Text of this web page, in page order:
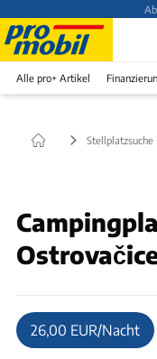
Alle pro+ Artikel
Stellplatzsuche
26,00 EUR/Nacht